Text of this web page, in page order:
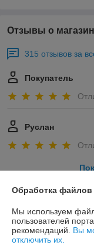
Отзывы о
315 отзывов за
Покупатель
Руслан
О нас
Контакты
Обработка
Мы используем
пользователей
рекомендаций. Вы
отключить их.